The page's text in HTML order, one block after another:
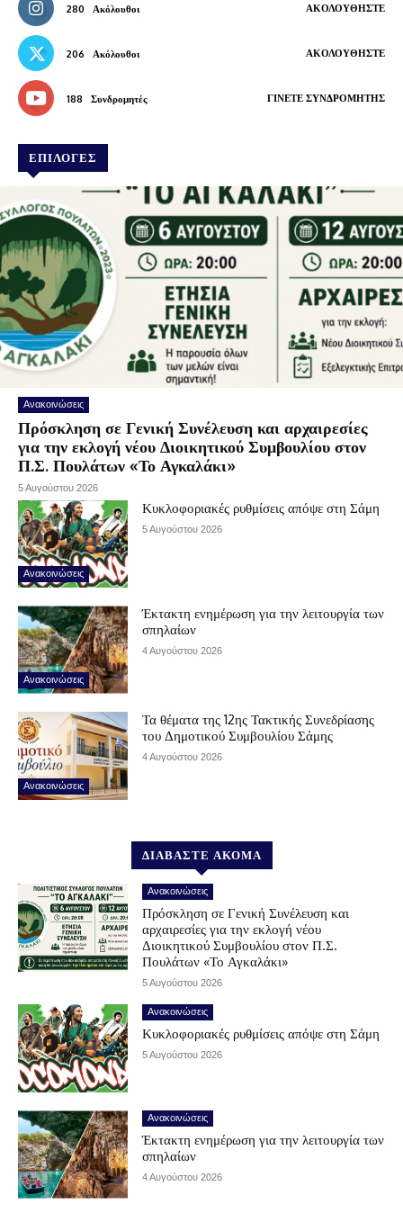
280 Ακόλουθοι ΑΚΟΛΟΥΘΉΣΤΕ
206 Ακόλουθοι ΑΚΟΛΟΥΘΉΣΤΕ
188 Συνδρομητές ΓΊΝΕΤΕ ΣΥΝΔΡΟΜΗΤΉΣ
ΕΠΙΛΟΓΕΣ
Ανακοινώσεις
Πρόσκληση σε Γενική Συνέλευση και αρχαιρεσίες
για την εκλογή νέου Διοικητικού Συμβουλίου στον
Π.Σ. Πουλάτων «Το Αγκαλάκι»
5 Αυγούστου 2026
Ανακοινώσεις
Κυκλοφοριακές ρυθμίσεις απόψε στη Σάμη
5 Αυγούστου 2026
Ανακοινώσεις
Έκτακτη ενημέρωση για την λειτουργία των
σπηλαίων
4 Αυγούστου 2026
Ανακοινώσεις
Τα θέματα της 12ης Τακτικής Συνεδρίασης
του Δημοτικού Συμβουλίου Σάμης
4 Αυγούστου 2026
ΔΙΑΒΑΣΤΕ ΑΚΟΜΑ
Ανακοινώσεις
Πρόσκληση σε Γενική Συνέλευση και
αρχαιρεσίες για την εκλογή νέου
Διοικητικού Συμβουλίου στον Π.Σ.
Πουλάτων «Το Αγκαλάκι»
5 Αυγούστου 2026
Ανακοινώσεις
Κυκλοφοριακές ρυθμίσεις απόψε στη Σάμη
5 Αυγούστου 2026
Ανακοινώσεις
Έκτακτη ενημέρωση για την λειτουργία των
σπηλαίων
4 Αυγούστου 2026